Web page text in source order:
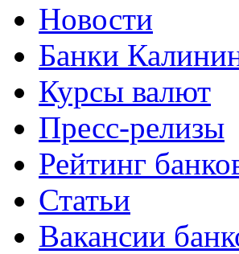
Новости
Банки
Курсы валют
Пресс-релизы
Рейтинг
Статьи
Вакансии